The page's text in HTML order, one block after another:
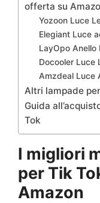
offerta su
Yozoon Luce
Elegiant Luce
LayOpo Anello
Docooler Luce
Amzdeal Luce
Altri lampade
Guida
Tok
I migliori
per Tik
Amazon